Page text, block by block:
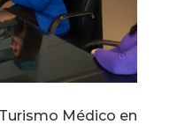
Médico en